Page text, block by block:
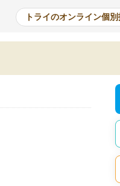
でした。
ではありますが、質の良い指導
トライのオンライン個